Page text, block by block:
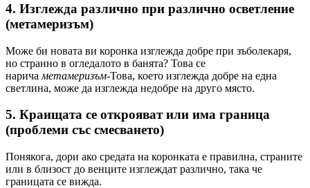
4. Изглежда различно при различно осветление
(метамеризъм)
Може би новата ви коронка изглежда добре при зъболекаря,
но странно в огледалото в банята? Това се
нарича метамеризъм-Това, което изглежда добре на една
светлина, може да изглежда недобре на друго място.
5. Краищата се открояват или има граница
(проблеми със смесването)
Понякога, дори ако средата на коронката е правилна, страните
или в близост до венците изглеждат различно, така че
границата се вижда.